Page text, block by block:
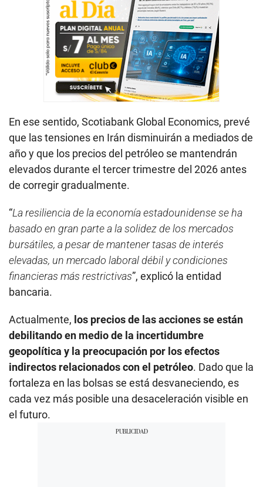
En ese sentido, Scotiabank Global Economics, prevé
que las tensiones en Irán disminuirán a mediados de
año y que los precios del petróleo se mantendrán
elevados durante el tercer trimestre del 2026 antes
de corregir gradualmente.
“La resiliencia de la economía estadounidense se ha
basado en gran parte a la solidez de los mercados
bursátiles, a pesar de mantener tasas de interés
elevadas, un mercado laboral débil y condiciones
financieras más restrictivas”, explicó la entidad
bancaria.
Actualmente, los precios de las acciones se están
debilitando en medio de la incertidumbre
geopolítica y la preocupación por los efectos
indirectos relacionados con el petróleo. Dado que la
fortaleza en las bolsas se está desvaneciendo, es
cada vez más posible una desaceleración visible en
el futuro.